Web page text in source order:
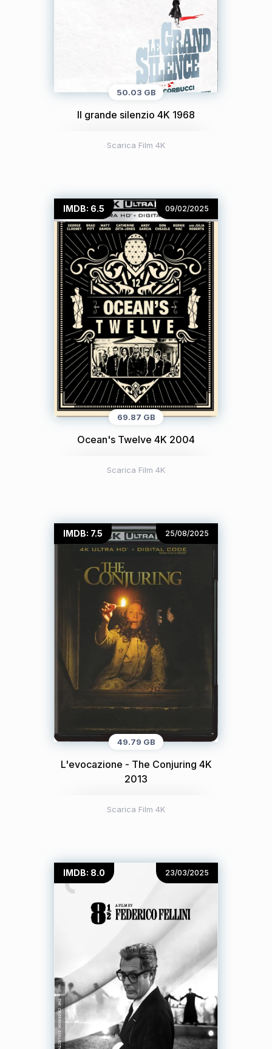
50.03 GB
Il grande silenzio 4K 1968
Scarica Film 4K
IMDB: 6.5 09/02/2025
69.87 GB
Ocean's Twelve 4K 2004
Scarica Film 4K
IMDB: 7.5 25/08/2025
49.79 GB
L'evocazione - The Conjuring 4K
2013
Scarica Film 4K
IMDB: 8.0 23/03/2025